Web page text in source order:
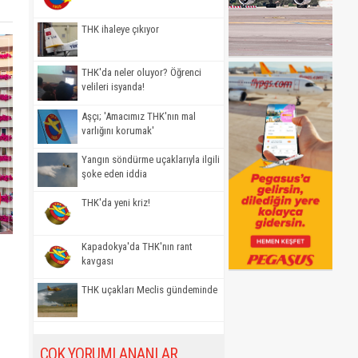
THK ihaleye çıkıyor
THK'da neler oluyor? Öğrenci
velileri isyanda!
Aşçı; 'Amacımız THK'nın mal
varlığını korumak'
Yangın söndürme uçaklarıyla ilgili
şoke eden iddia
THK'da yeni kriz!
Kapadokya'da THK'nın rant
kavgası
THK uçakları Meclis gündeminde